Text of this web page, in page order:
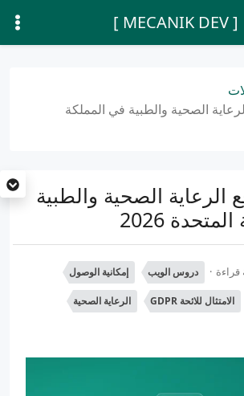
[ MECANIK DEV ]
الصحية والطبية في المملكة
الرعاية الصحية والطبية
2026
دروس الويب إمكانية الوصول
الامتثال للائحة GDPR الرعاية الصحية